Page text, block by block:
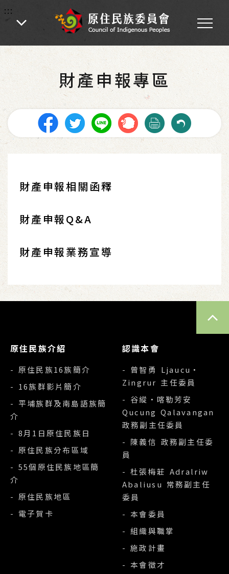
:::
:::
首頁 業務專區 - 各處業務 - 政風室業務 -
財產申報專區
財產申報專區
財產申報相關函釋
財產申報Q&A
財產申報業務宣導
原住民族介紹
- 原住民族16族簡介
- 16族群影片簡介
- 平埔族群及南島語族簡
介
- 8月1日原住民族日
- 原住民族分布區域
- 55個原住民族地區簡
介
- 原住民族地區
- 電子賀卡
認識本會
- 曾智勇 Ljaucu‧
Zingrur 主任委員
- 谷縱‧喀勒芳安
Qucung Qalavangan
政務副主任委員
- 陳義信 政務副主任委
員
- 杜張梅莊 Adralriw
Abaliusu 常務副主任
委員
- 本會委員
- 組織與職掌
- 施政計畫
- 本會徵才